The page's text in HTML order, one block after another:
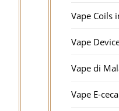
Vape Coils
Vape
Vape di
Vape E-